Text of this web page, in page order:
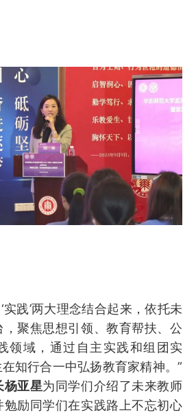
实践’两大理念结合起来，依托未
聚焦思想引领、教育帮扶、公
领域，通过自主实践和组团实
知行合一中弘扬教育家精神。”
杨亚星为同学们介绍了未来教师
励同学们在实践路上不忘初心